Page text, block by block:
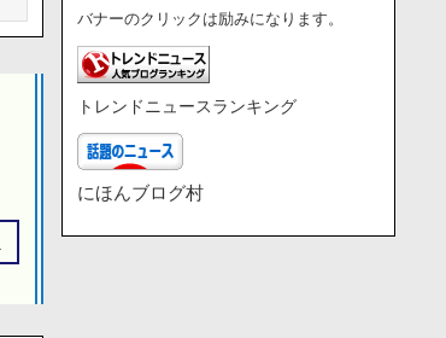
バナーのクリックは励みになります。
トレンドニュースランキング
にほんブログ村